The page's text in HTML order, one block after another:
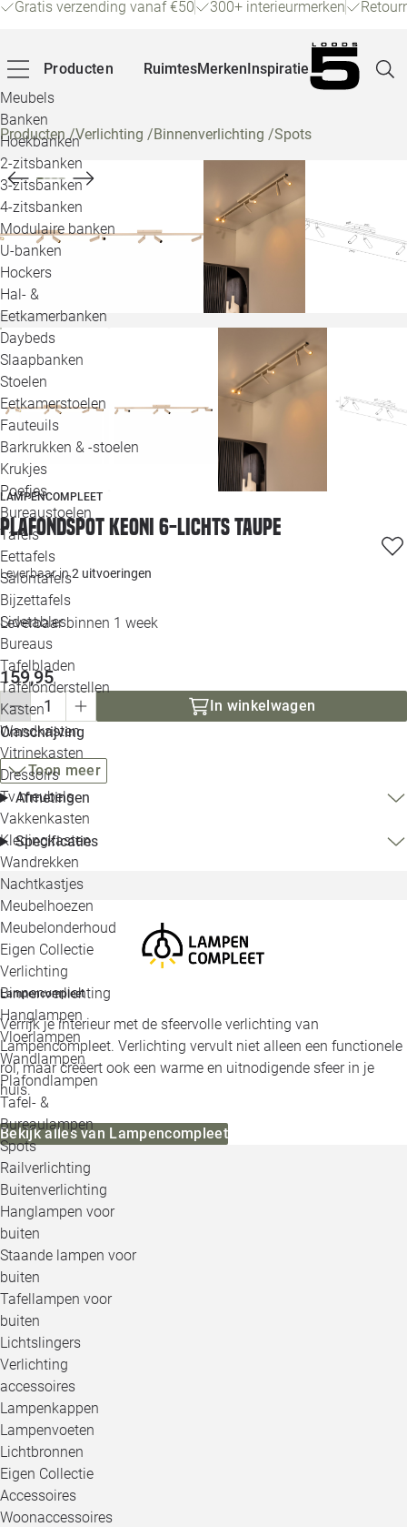
Gratis verzending vanaf €50 300+ interieurmerken
Producten
Meubels
Banken
Hoekbanken
2-zitsbanken
3-zitsbanken
4-zitsbanken
Modulaire banken
U-banken
Hockers
Hal- &
Eetkamerbanken
Daybeds
Slaapbanken
Stoelen
Eetkamerstoelen
Fauteuils
Barkrukken & -stoelen
Krukjes
Poefjes
Bureaustoelen
Tafels
Eettafels
Salontafels
Bijzettafels
Sidetables
Bureaus
Tafelbladen
Tafelonderstellen
Kasten
Wandkasten
Vitrinekasten
Dressoirs
Tv meubels
Vakkenkasten
Kledingkasten
Wandrekken
Nachtkastjes
Meubelhoezen
Meubelonderhoud
Eigen Collectie
Verlichting
Binnenverlichting
Hanglampen
Vloerlampen
Wandlampen
Plafondlampen
Tafel- &
Bureaulampen
Spots
Railverlichting
Buitenverlichting
Hanglampen voor
buiten
Staande lampen voor
buiten
Tafellampen voor
buiten
Lichtslingers
Verlichting
accessoires
Lampenkappen
Lampenvoeten
Lichtbronnen
Eigen Collectie
Accessoires
Woonaccessoires
RuimtesMerkenInspiratie
Producten/Verlichting /Binnenverlichting /Spots
LAMPENCOMPLEET
Plafondspot Keoni 6-lichts taupe
Leverbaar in2 uitvoeringen
Leverbaar binnen 1 week
159,95
In winkelwagen
Omschrijving
Toon meer
Afmetingen
Specificaties
Lampencompleet
Verrijk je interieur met de sfeervolle verlichting van
Lampencompleet. Verlichting vervult niet alleen een functionele
rol, maar creëert ook een warme en uitnodigende sfeer in je
huis.
Bekijk alles van Lampencompleet